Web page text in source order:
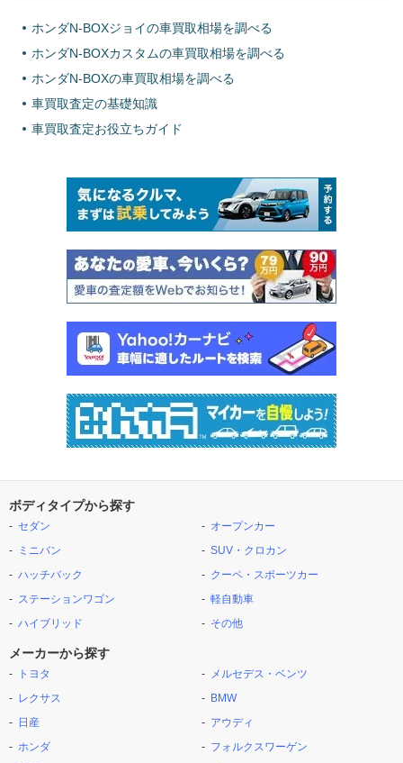
ホンダN-BOXジョイの車買取相場を調べる
ホンダN-BOXカスタムの車買取相場を調べる
ホンダN-BOXの車買取相場を調べる
車買取査定の基礎知識
車買取査定お役立ちガイド
ボディタイプから探す
セダン
ミニバン
ハッチバック
ステーションワゴン
ハイブリッド
オープンカー
SUV・クロカン
クーペ・スポーツカー
軽自動車
その他
メーカーから探す
トヨタ
レクサス
日産
ホンダ
メルセデス・ベンツ
BMW
アウディ
フォルクスワーゲン